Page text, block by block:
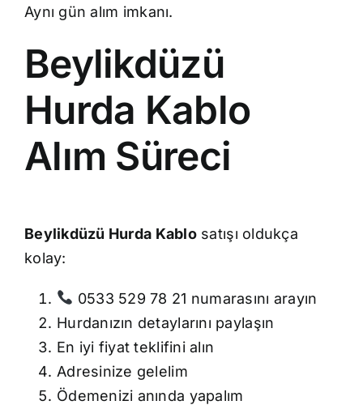
Aynı gün alım imkanı.
Beylikdüzü
Hurda Kablo
Alım Süreci
Beylikdüzü Hurda Kablosatışı oldukça
kolay:
0533 529 78 21 numarasını arayın
Hurdanızın detaylarını paylaşın
En iyi fiyat teklifini alın
Adresinize gelelim
Ödemenizi anında yapalım